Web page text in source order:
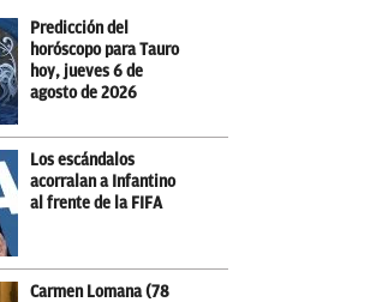
Predicción del
horóscopo para Tauro
hoy, jueves 6 de
agosto de 2026
Los escándalos
acorralan a Infantino
al frente de la FIFA
Carmen Lomana (78